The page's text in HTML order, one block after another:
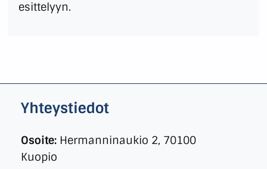
esittelyyn.
Yhteystiedot
Osoite: Hermanninaukio 2, 70100
Kuopio